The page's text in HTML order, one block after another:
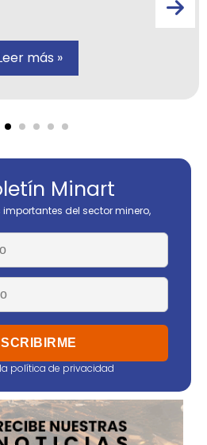
más »
Minart
del sector minero,
política de privacidad